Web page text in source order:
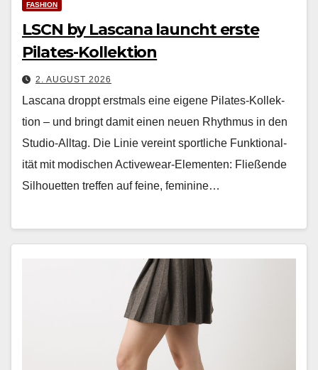
FASHION
LSCN by Lascana launcht erste
Pilates-Kollektion
2. AUGUST 2026
Las­cana droppt erst­mals eine eigene Pilates-Kollek­
tion – und bringt damit einen neuen Rhyth­mus in den
Stu­dio-All­t­ag. Die Lin­ie vere­int sportliche Funk­tion­al­
ität mit modis­chen Activewear-Ele­menten: Fließende
Sil­hou­et­ten tre­f­fen auf feine, fem­i­nine…